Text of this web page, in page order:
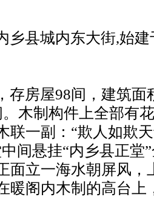
县城内东大街,始
房屋98间，建筑面
木制构件上全部有
联一副：“欺人如欺
间悬挂“内乡县正堂
面立一海水朝屏风，
暖阁内木制的高台上